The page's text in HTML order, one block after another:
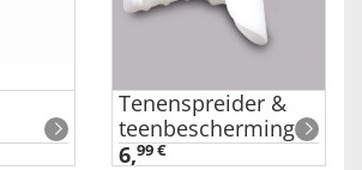
Tenenspreider &
teenbescherming
6,99 €